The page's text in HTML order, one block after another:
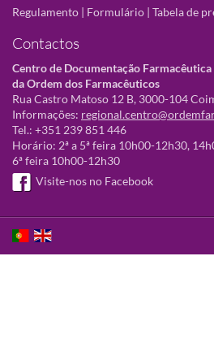
Regulamento | Formulário | Tabela de
Contactos
Centro de Documentação Farmacêutica
da Ordem dos Farmacêuticos
Rua Castro Matoso 12 B, 3000-104
Informações:
Tel.: +351 239 851 446
Horário: 2ª a 5ª feira 10h00-12h30,
6ª feira 10h00-12h30
Visite-nos no Facebook